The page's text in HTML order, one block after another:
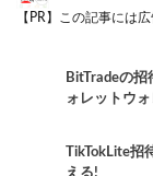
【PR】この記事には
BitTradeの
ォレットウ
TikTokLite